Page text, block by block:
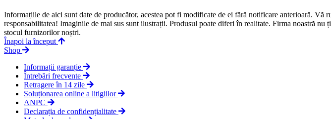
Informațiile de aici sunt date de producător, acestea pot fi modificate de ei fără notificare anterioară.
responsabilitatea! Imaginile de mai sus sunt ilustrații. Produsul poate diferi în realitate. Firma noastră
stocul furnizorilor noștri.
Înapoi la început
Shop
Informații garanție
Întrebări frecvente
Retragere în 14 zile
Soluționarea online a litigiilor
ANPC
Declarația de confidențialitate